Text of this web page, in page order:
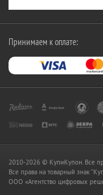
Принимаем к оплате:
2010-2026 © КупиКупон. Все
Все права на товарный знак
OOO «Агентство цифровых